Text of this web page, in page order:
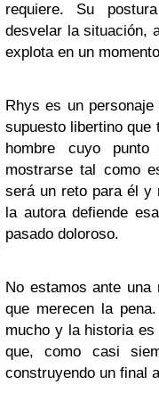
requiere. Su
desvelar la situación,
explota en un
Rhys es un
supuesto libertino que
hombre cuyo
mostrarse tal como
será un reto para él y
la autora defiende
pasado doloroso.
No estamos ante una
que merecen la
mucho y la historia
que, como casi
construyendo un final